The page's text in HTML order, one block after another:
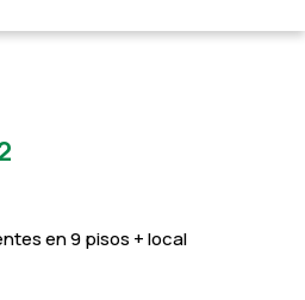
en 9 pisos + local